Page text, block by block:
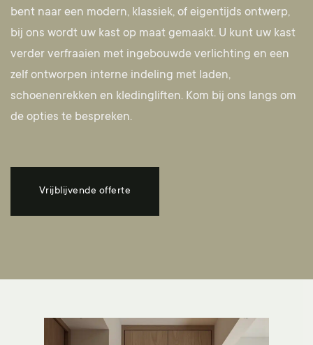
bent naar een modern, klassiek, of eigentijds ontwerp,
bij ons wordt uw kast op maat gemaakt. U kunt uw kast
verder verfraaien met ingebouwde verlichting en een
zelf ontworpen interne indeling met laden,
schoenenrekken en kledingliften. Kom bij ons langs om
de opties te bespreken.
Vrijblijvende offerte